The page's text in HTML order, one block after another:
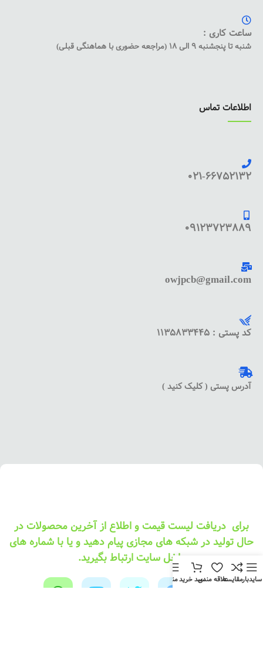
ساعت کاری :
شنبه تا پنجشنبه 9 الی 18 (مراجعه حضوری با هماهنگی قبلی)
اطلاعات تماس
021-66752132
09123723889
owjpcb@gmail.com
کد پستی : 1135833445
آدرس پستی ( کلیک کنید )
برای دریافت لیست قیمت و اطلاع از آخرین محصولات در
حال تولید در شبکه های مجازی پیام دهید و یا با شماره های
داخل سایت ارتباط بگیرید.
سایدبارمقایسهعلاقه مندیسبد خریدمنو